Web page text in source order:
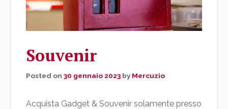
Souvenir
Posted on 30 gennaio 2023 by Mercuzio
Acquista Gadget & Souvenir solamente presso